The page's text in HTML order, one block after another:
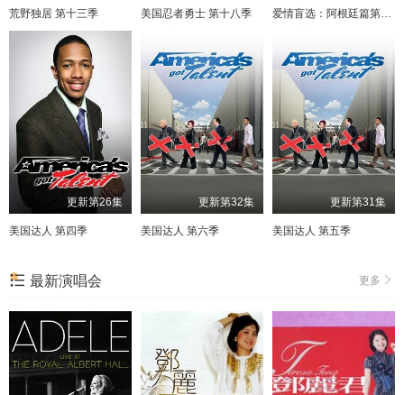
荒野独居 第十三季 美国忍者勇士 第十八季 爱情盲选：阿根廷篇第二季
更新第26集
美国达人 第四季
更新第32集
美国达人 第六季
更新第31集
美国达人 第五季
更多
最新演唱会